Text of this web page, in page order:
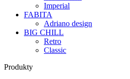
Imperial
FABITA
Adriano design
BIG CHILL
Retro
Classic
Produkty